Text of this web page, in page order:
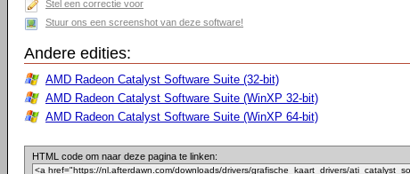
Stel een correctie voor
Stuur ons een screenshot van deze software!
Andere edities:
AMD Radeon Catalyst Software Suite (32-bit)
AMD Radeon Catalyst Software Suite (WinXP 32-bit)
AMD Radeon Catalyst Software Suite (WinXP 64-bit)
HTML code om naar deze pagina te linken: